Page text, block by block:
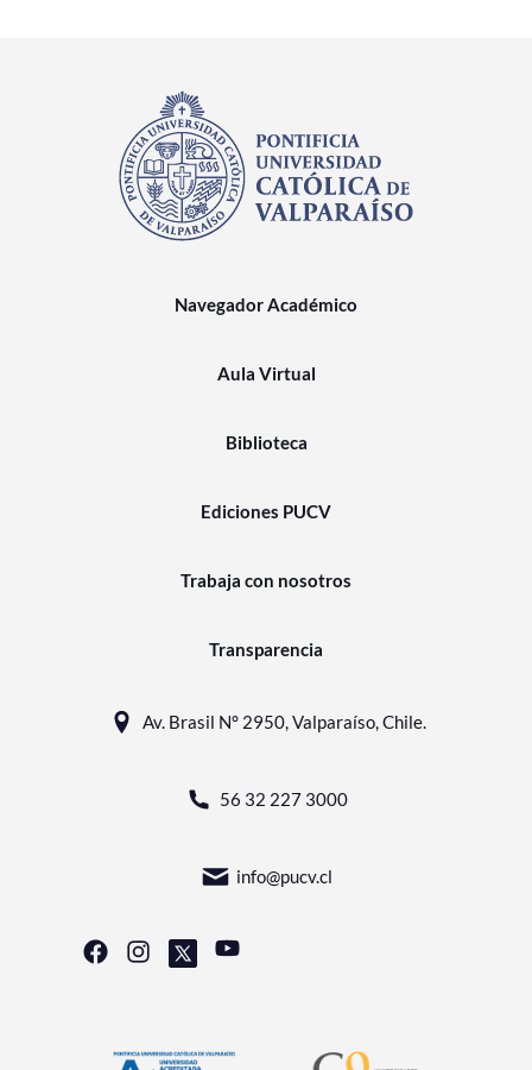
Navegador Académico
Aula Virtual
Biblioteca
Ediciones PUCV
Trabaja con nosotros
Transparencia
Av. Brasil N° 2950, Valparaíso, Chile.
56 32 227 3000
info@pucv.cl